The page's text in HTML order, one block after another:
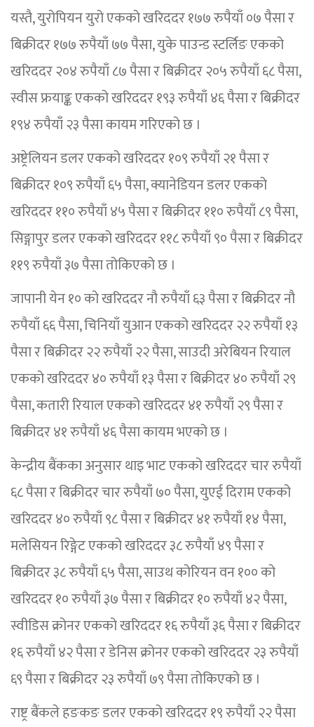
यस्तै, युरोपियन युरो एकको खरिददर १७७ रुपैयाँ ०७ पैसा र
बिक्रीदर १७७ रुपैयाँ ७७ पैसा, युके पाउन्ड स्टर्लिङ एकको
खरिददर २०४ रुपैयाँ ८७ पैसा र बिक्रीदर २०५ रुपैयाँ ६८ पैसा,
स्वीस फ्रयाङ्क एकको खरिददर १९३ रुपैयाँ ४६ पैसा र बिक्रीदर
१९४ रुपैयाँ २३ पैसा कायम गरिएको छ ।
अष्ट्रेलियन डलर एकको खरिददर १०९ रुपैयाँ २१ पैसा र
बिक्रीदर १०९ रुपैयाँ ६५ पैसा, क्यानेडियन डलर एकको
खरिददर ११० रुपैयाँ ४५ पैसा र बिक्रीदर ११० रुपैयाँ ८९ पैसा,
सिङ्गापुर डलर एकको खरिददर ११८ रुपैयाँ ९० पैसा र बिक्रीदर
११९ रुपैयाँ ३७ पैसा तोकिएको छ ।
जापानी येन १० को खरिददर नौ रुपैयाँ ६३ पैसा र बिक्रीदर नौ
रुपैयाँ ६६ पैसा, चिनियाँ युआन एकको खरिददर २२ रुपैयाँ १३
पैसा र बिक्रीदर २२ रुपैयाँ २२ पैसा, साउदी अरेबियन रियाल
एकको खरिददर ४० रुपैयाँ १३ पैसा र बिक्रीदर ४० रुपैयाँ २९
पैसा, कतारी रियाल एकको खरिददर ४१ रुपैयाँ २९ पैसा र
बिक्रीदर ४१ रुपैयाँ ४६ पैसा कायम भएको छ ।
केन्द्रीय बैंकका अनुसार थाइ भाट एकको खरिददर चार रुपैयाँ
६८ पैसा र बिक्रीदर चार रुपैयाँ ७० पैसा, युएई दिराम एकको
खरिददर ४० रुपैयाँ ९८ पैसा र बिक्रीदर ४१ रुपैयाँ १४ पैसा,
मलेसियन रिङ्गेट एकको खरिददर ३८ रुपैयाँ ४९ पैसा र
बिक्रीदर ३८ रुपैयाँ ६५ पैसा, साउथ कोरियन वन १०० को
खरिददर १० रुपैयाँ ३७ पैसा र बिक्रीदर १० रुपैयाँ ४२ पैसा,
स्वीडिस क्रोनर एकको खरिददर १६ रुपैयाँ ३६ पैसा र बिक्रीदर
१६ रुपैयाँ ४२ पैसा र डेनिस क्रोनर एकको खरिददर २३ रुपैयाँ
६९ पैसा र बिक्रीदर २३ रुपैयाँ ७९ पैसा तोकिएको छ ।
राष्ट्र बैंकले हङकङ डलर एकको खरिददर १९ रुपैयाँ २२ पैसा